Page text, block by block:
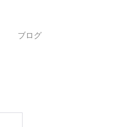
ブログ